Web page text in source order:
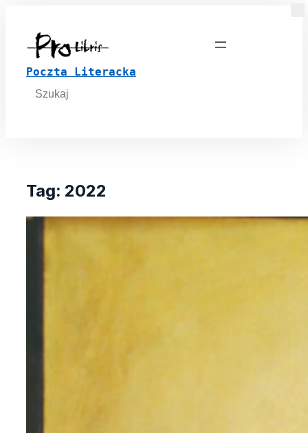
Poczta Literacka
Search
for:
Tag: 2022